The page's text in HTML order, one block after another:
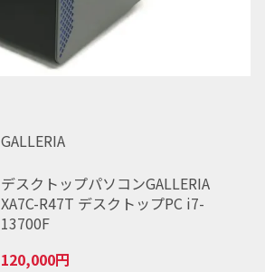
GALLERIA
デスクトップパソコンGALLERIA
XA7C-R47T デスクトップPC i7-
13700F
120,000円